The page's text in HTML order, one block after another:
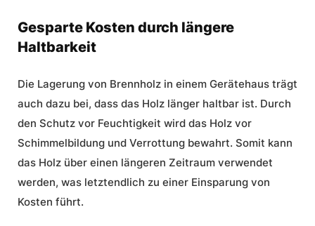
Gesparte Kosten durch längere
Haltbarkeit
Die Lagerung von Brennholz in einem Gerätehaus trägt
auch dazu bei, dass das Holz länger haltbar ist. Durch
den Schutz vor Feuchtigkeit wird das Holz vor
Schimmelbildung und Verrottung bewahrt. Somit kann
das Holz über einen längeren Zeitraum verwendet
werden, was letztendlich zu einer Einsparung von
Kosten führt.